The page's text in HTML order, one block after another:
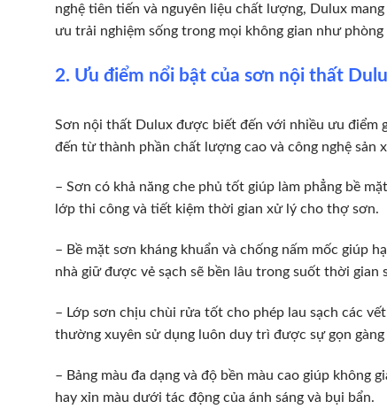
nghệ tiên tiến và nguyên liệu chất lượng, Dulux
ưu trải nghiệm sống trong mọi không gian như
2. Ưu điểm nổi bật của sơn nội thất
Sơn nội thất Dulux được biết đến với nhiều ưu điểm
đến từ thành phần chất lượng cao và công nghệ
– Sơn có khả năng che phủ tốt giúp làm phẳng bề
lớp thi công và tiết kiệm thời gian xử lý cho thợ sơn.
– Bề mặt sơn kháng khuẩn và chống nấm mốc giúp
nhà giữ được vẻ sạch sẽ bền lâu trong suốt thời gian
– Lớp sơn chịu chùi rửa tốt cho phép lau sạch các
thường xuyên sử dụng luôn duy trì được sự gọn gàng
– Bảng màu đa dạng và độ bền màu cao giúp
hay xỉn màu dưới tác động của ánh sáng và bụi bẩn.